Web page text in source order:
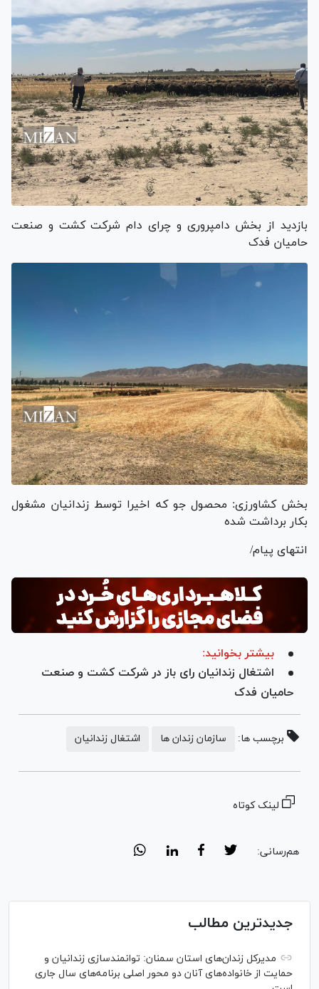
بازدید از بخش دامپروری و چرای دام شرکت کشت و صنعت
حامیان فدک
بخش کشاورزی: محصول جو که اخیرا توسط زندانیان مشغول
بکار برداشت شده
انتهای پیام/
بیشتر بخوانید:
اشتغال زندانیان رای باز در شرکت کشت و صنعت
حامیان فدک
برچسب ها: سازمان زندان ها اشتغال زندانیان
لینک کوتاه
هم‌رسانی:
جدیدترین مطالب
مدیرکل زندان‌های استان سمنان: توانمندسازی زندانیان و
حمایت از خانواده‌های آنان دو محور اصلی برنامه‌های سال جاری